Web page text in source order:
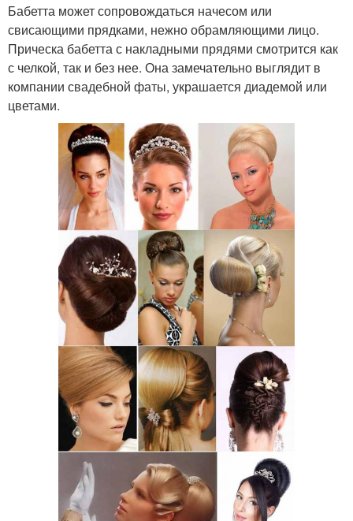
Бабетта может сопровождаться начесом или
свисающими прядками, нежно обрамляющими лицо.
Прическа бабетта с накладными прядями смотрится как
с челкой, так и без нее. Она замечательно выглядит в
компании свадебной фаты, украшается диадемой или
цветами.